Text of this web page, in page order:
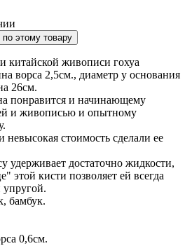
этому товару
китайской живописи гохуа
ворса 2,5см., диаметр у основания
26см.
понравится и начинающему
и живописью и опытному
невысокая стоимость сделали ее
удерживает достаточно жидкости,
этой кисти позволяет ей всегда
упругой.
бамбук.
0,6см.